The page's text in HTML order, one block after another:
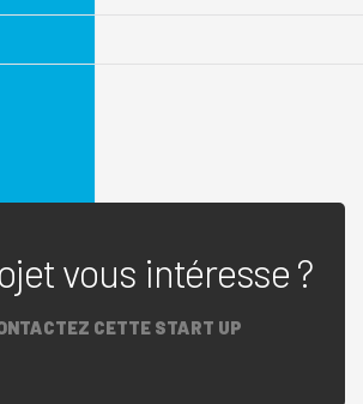
vous intéresse ?
CETTE START UP